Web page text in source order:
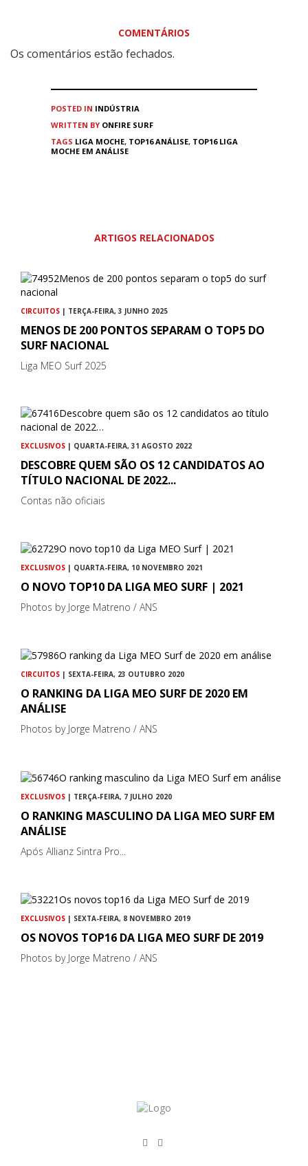
COMENTÁRIOS
Os comentários estão fechados.
POSTED IN INDÚSTRIA
WRITTEN BY ONFIRE SURF
TAGS LIGA MOCHE, TOP16 ANÁLISE, TOP16 LIGA
MOCHE EM ANÁLISE
ARTIGOS RELACIONADOS
CIRCUITOS | TERÇA-FEIRA, 3 JUNHO 2025
MENOS DE 200 PONTOS SEPARAM O TOP5 DO
SURF NACIONAL
Liga MEO Surf 2025
EXCLUSIVOS | QUARTA-FEIRA, 31 AGOSTO 2022
DESCOBRE QUEM SÃO OS 12 CANDIDATOS AO
TÍTULO NACIONAL DE 2022...
Contas não oficiais
EXCLUSIVOS | QUARTA-FEIRA, 10 NOVEMBRO 2021
O NOVO TOP10 DA LIGA MEO SURF | 2021
Photos by Jorge Matreno / ANS
CIRCUITOS | SEXTA-FEIRA, 23 OUTUBRO 2020
O RANKING DA LIGA MEO SURF DE 2020 EM
ANÁLISE
Photos by Jorge Matreno / ANS
EXCLUSIVOS | TERÇA-FEIRA, 7 JULHO 2020
O RANKING MASCULINO DA LIGA MEO SURF EM
ANÁLISE
Após Allianz Sintra Pro...
EXCLUSIVOS | SEXTA-FEIRA, 8 NOVEMBRO 2019
OS NOVOS TOP16 DA LIGA MEO SURF DE 2019
Photos by Jorge Matreno / ANS